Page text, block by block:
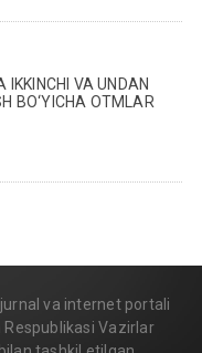
VA UNDAN
BO‘YICHA OTMLAR
va internet portali
Vazirlar